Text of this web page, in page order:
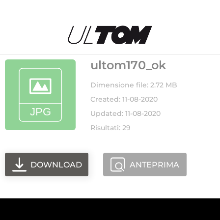
ultom170_ok
Dimensione file: 2.72 MB
Created: 11-08-2020
Updated: 11-08-2020
Risultati: 29
DOWNLOAD ANTEPRIMA